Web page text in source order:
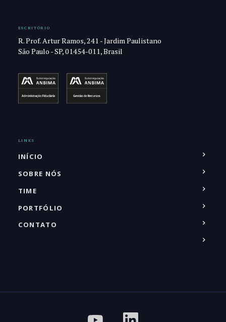
ESCRITÓRIO
R. Prof. Artur Ramos, 241 - Jardim Paulistano
São Paulo - SP, 01454-011, Brasil
LINKS
INÍCIO
SOBRE NÓS
TIME
PORTFÓLIO
CONTATO